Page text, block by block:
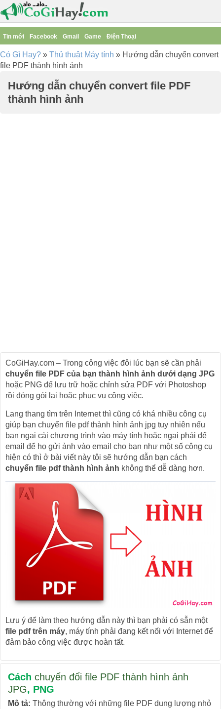
Tin mới Facebook Gmail Game Điện Thoại
Có Gì Hay? » Thủ thuật Máy tính » Hướng dẫn chuyển convert
file PDF thành hình ảnh
Hướng dẫn chuyển convert file PDF
thành hình ảnh
CoGiHay.com – Trong công việc đôi lúc bạn sẽ cần phải
chuyển file PDF của bạn thành hình ảnh dưới dạng JPG
hoặc PNG để lưu trữ hoặc chỉnh sửa PDF với Photoshop
rồi đóng gói lại hoặc phục vụ công việc.
Lang thang tìm trên Internet thì cũng có khá nhiều công cụ
giúp bạn chuyển file pdf thành hình ảnh jpg tuy nhiên nếu
bạn ngại cài chương trình vào máy tính hoặc ngại phải để
email để họ gửi ảnh vào email cho bạn như một số công cụ
hiện có thì ở bài viết này tôi sẽ hướng dẫn bạn cách
chuyển file pdf thành hình ảnh không thể dễ dàng hơn.
Lưu ý để làm theo hướng dẫn này thì bạn phải có sẵn một
file pdf trên máy, máy tính phải đang kết nối với Internet để
đảm bảo công việc được hoàn tất.
Cách chuyển đổi file PDF thành hình ảnh
JPG, PNG
Mô tả: Thông thường với những file PDF dung lượng nhỏ